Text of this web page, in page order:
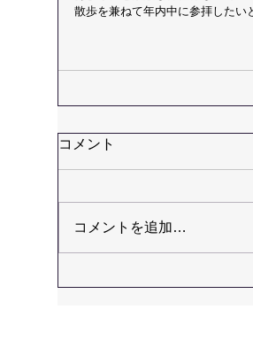
散歩を兼ねて年内中に参拝したい
コメント
コメントを追加…